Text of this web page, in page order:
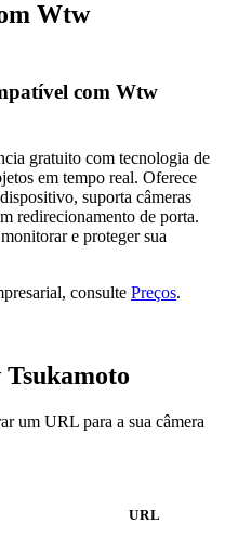
Wtw
com Wtw
gratuito com tecnologia de
em tempo real. Oferece
suporta câmeras
redirecionamento de porta.
e proteger sua
consulte Preços.
um URL para a sua câmera
URL